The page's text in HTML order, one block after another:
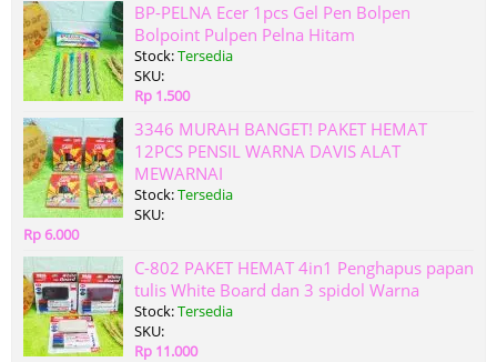
BP-PELNA Ecer 1pcs Gel Pen Bolpen
Bolpoint Pulpen Pelna Hitam
Stock:Tersedia
SKU:
Rp 1.500
3346 MURAH BANGET! PAKET HEMAT
12PCS PENSIL WARNA DAVIS ALAT
MEWARNAI
Stock:Tersedia
SKU:
Rp 6.000
C-802 PAKET HEMAT 4in1 Penghapus papan
tulis White Board dan 3 spidol Warna
Stock:Tersedia
SKU:
Rp 11.000